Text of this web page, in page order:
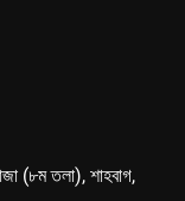
(৮ম তলা), শাহবাগ,